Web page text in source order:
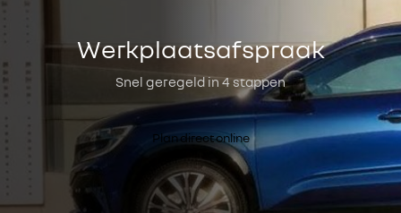
Werkplaatsafspraak
Snel geregeld in 4 stappen
Plan direct online